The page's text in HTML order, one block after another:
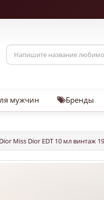
мужчин Бренды
Miss Dior EDT 10 мл винтаж